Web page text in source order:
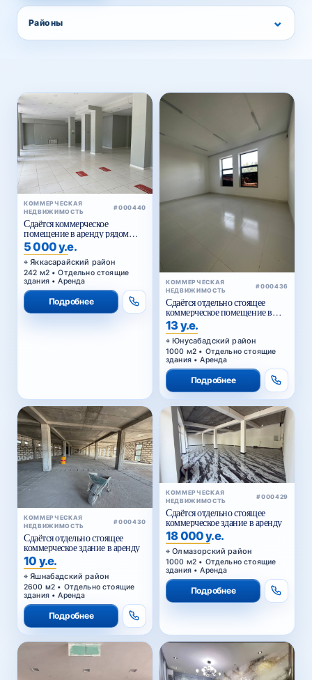
Районы ⌄
КОММЕРЧЕСКАЯ
НЕДВИЖИМОСТЬ
#000440
Сдаётся коммерческое
помещение в аренду рядом
Голубые купола
5 000 у.е.
Яккасарайский район
242 м2 • Отдельно стоящие
здания • Аренда
Подробнее
КОММЕРЧЕСКАЯ
НЕДВИЖИМОСТЬ
#000436
Сдаётся отдельно стоящее
коммерческое помещение в
аренду
13 у.е.
Юнусабадский район
1000 м2 • Отдельно стоящие
здания • Аренда
Подробнее
КОММЕРЧЕСКАЯ
НЕДВИЖИМОСТЬ
#000430
Сдаётся отдельно стоящее
коммерческое здание в аренду
10 у.е.
Яшнабадский район
2600 м2 • Отдельно стоящие
здания • Аренда
Подробнее
КОММЕРЧЕСКАЯ
НЕДВИЖИМОСТЬ
#000429
Сдаётся отдельно стоящее
коммерческое здание в аренду
18 000 у.е.
Олмазорский район
1000 м2 • Отдельно стоящие
здания • Аренда
Подробнее